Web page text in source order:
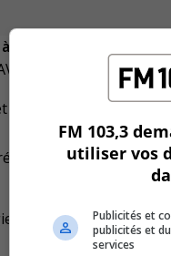
de la
qui organise
accidents
ce genre de
a rassemblé cette
FM 103,3
utiliser vos
Publicités et
publicités et
services